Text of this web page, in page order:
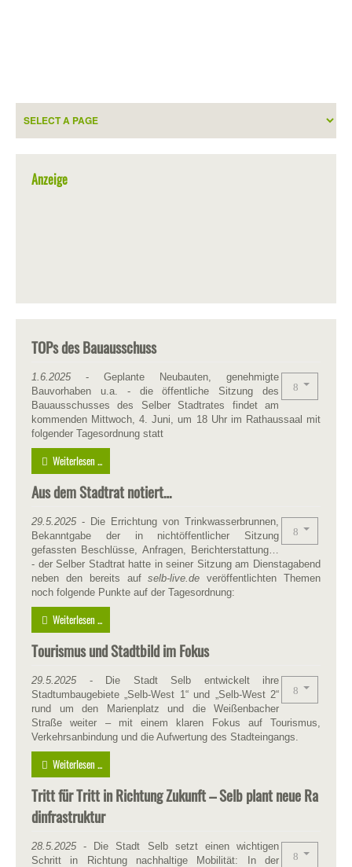
Anzeige
TOPs des Bauausschuss
1.6.2025 - Geplante Neubauten, genehmigte
Bauvorhaben u.a. - die öffentliche Sitzung des
Bauausschusses des Selber Stadtrates findet am
kommenden Mittwoch, 4. Juni, um 18 Uhr im Rathaussaal mit
folgender Tagesordnung statt
Weiterlesen ...
Aus dem Stadtrat notiert…
29.5.2025 - Die Errichtung von Trinkwasserbrunnen,
Bekanntgabe der in nichtöffentlicher Sitzung
gefassten Beschlüsse, Anfragen, Berichterstattung…
- der Selber Stadtrat hatte in seiner Sitzung am Dienstagabend
neben den bereits aufselb-live.de veröffentlichten Themen
noch folgende Punkte auf der Tagesordnung:
Weiterlesen ...
Tourismus und Stadtbild im Fokus
29.5.2025 - Die Stadt Selb entwickelt ihre
Stadtumbaugebiete „Selb-West 1“ und „Selb-West 2“
rund um den Marienplatz und die Weißenbacher
Straße weiter – mit einem klaren Fokus auf Tourismus,
Verkehrsanbindung und die Aufwertung des Stadteingangs.
Weiterlesen ...
Tritt für Tritt in Richtung Zukunft – Selb plant neue Ra
dinfrastruktur
28.5.2025 - Die Stadt Selb setzt einen wichtigen
Schritt in Richtung nachhaltige Mobilität: In der